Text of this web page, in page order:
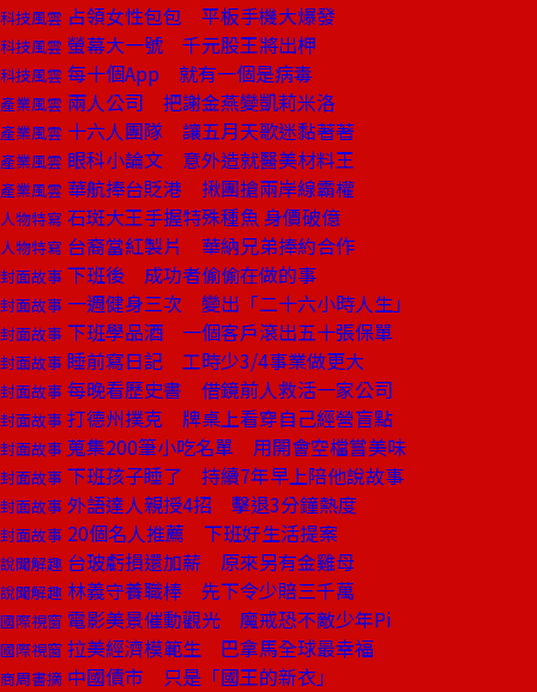
科技風雲 占領女性包包 平板手機大爆發
科技風雲 螢幕大一號 千元股王將出柙
科技風雲 每十個App 就有一個是病毒
產業風雲 兩人公司 把謝金燕變凱莉米洛
產業風雲 十六人團隊 讓五月天歌迷黏著著
產業風雲 眼科小論文 意外造就醫美材料王
產業風雲 華航捧台貶港 揪團搶兩岸線霸權
人物特寫 石斑大王手握特殊種魚 身價破億
人物特寫 台裔當紅製片 華納兄弟捧約合作
封面故事 下班後 成功者偷偷在做的事
封面故事 一週健身三次 變出「二十六小時人生」
封面故事 下班學品酒 一個客戶滾出五十張保單
封面故事 睡前寫日記 工時少3/4事業做更大
封面故事 每晚看歷史書 借鏡前人救活一家公司
封面故事 打德州撲克 牌桌上看穿自己經營盲點
封面故事 蒐集200筆小吃名單 用開會空檔嘗美味
封面故事 下班孩子睡了 持續7年早上陪他說故事
封面故事 外語達人親授4招 擊退3分鐘熱度
封面故事 20個名人推薦 下班好生活提案
說聞解趣 台玻虧損還加薪 原來另有金雞母
說聞解趣 林義守養職棒 先下令少賠三千萬
國際視窗 電影美景催動觀光 魔戒恐不敵少年Pi
國際視窗 拉美經濟模範生 巴拿馬全球最幸福
商周書摘 中國債市 只是「國王的新衣」